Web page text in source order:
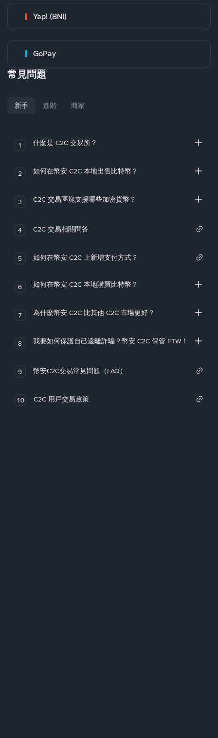
Yap! (BNI)
GoPay
常見問題
新手 進階 商家
1 什麼是 C2C 交易所？
2 如何在幣安 C2C 本地出售比特幣？
3 C2C 交易區塊支援哪些加密貨幣？
4 C2C 交易相關問答
5 如何在幣安 C2C 上新增支付方式？
6 如何在幣安 C2C 本地購買比特幣？
7 為什麼幣安 C2C 比其他 C2C 市場更好？
8 我要如何保護自己遠離詐騙？幣安 C2C 保管 FTW！
9 幣安C2C交易常見問題（FAQ）
10 C2C 用戶交易政策